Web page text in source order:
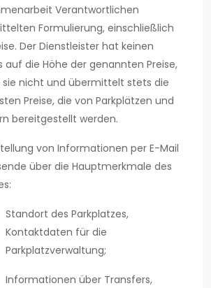
Verantwortlichen
Formulierung, einschließlich
Der Dienstleister hat keinen
auf die Höhe der genannten Preise,
nicht und übermittelt stets die
Preise, die von Parkplätzen und
bereitgestellt werden.
von Informationen per E-Mail
über die Hauptmerkmale des
Standort des Parkplatzes,
Kontaktdaten für die
Parkplatzverwaltung;
Informationen über Transfers,